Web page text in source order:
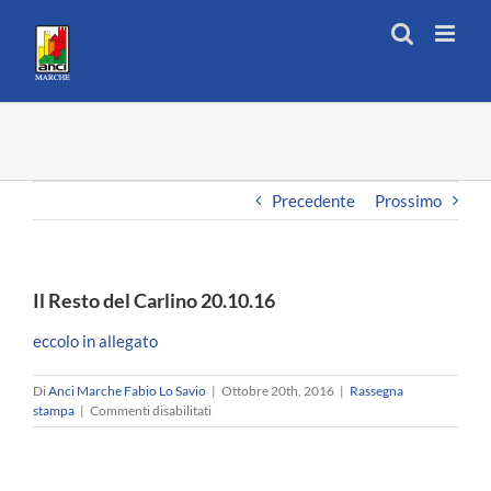
contenuto
Precedente Prossimo
Il Resto del Carlino 20.10.16
eccolo in allegato
DiAnci Marche Fabio Lo Savio | Ottobre 20th, 2016 | Rassegna
stampa | Commenti disabilitatisu
Il